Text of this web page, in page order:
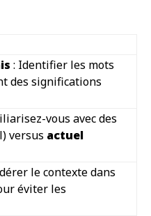
: Identifier les mots
des significations
vous avec des
versus actuel
le contexte dans
éviter les